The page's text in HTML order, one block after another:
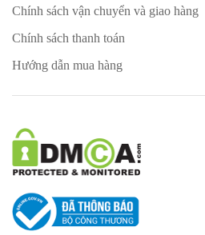
Chính sách vận chuyển và giao hàng
Chính sách thanh toán
Hướng dẫn mua hàng